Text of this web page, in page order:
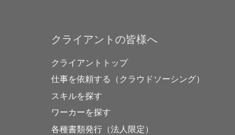
クライアントの皆様へ
クライアントトップ
仕事を依頼する（クラウドソーシング）
スキルを探す
ワーカーを探す
各種書類発行（法人限定）